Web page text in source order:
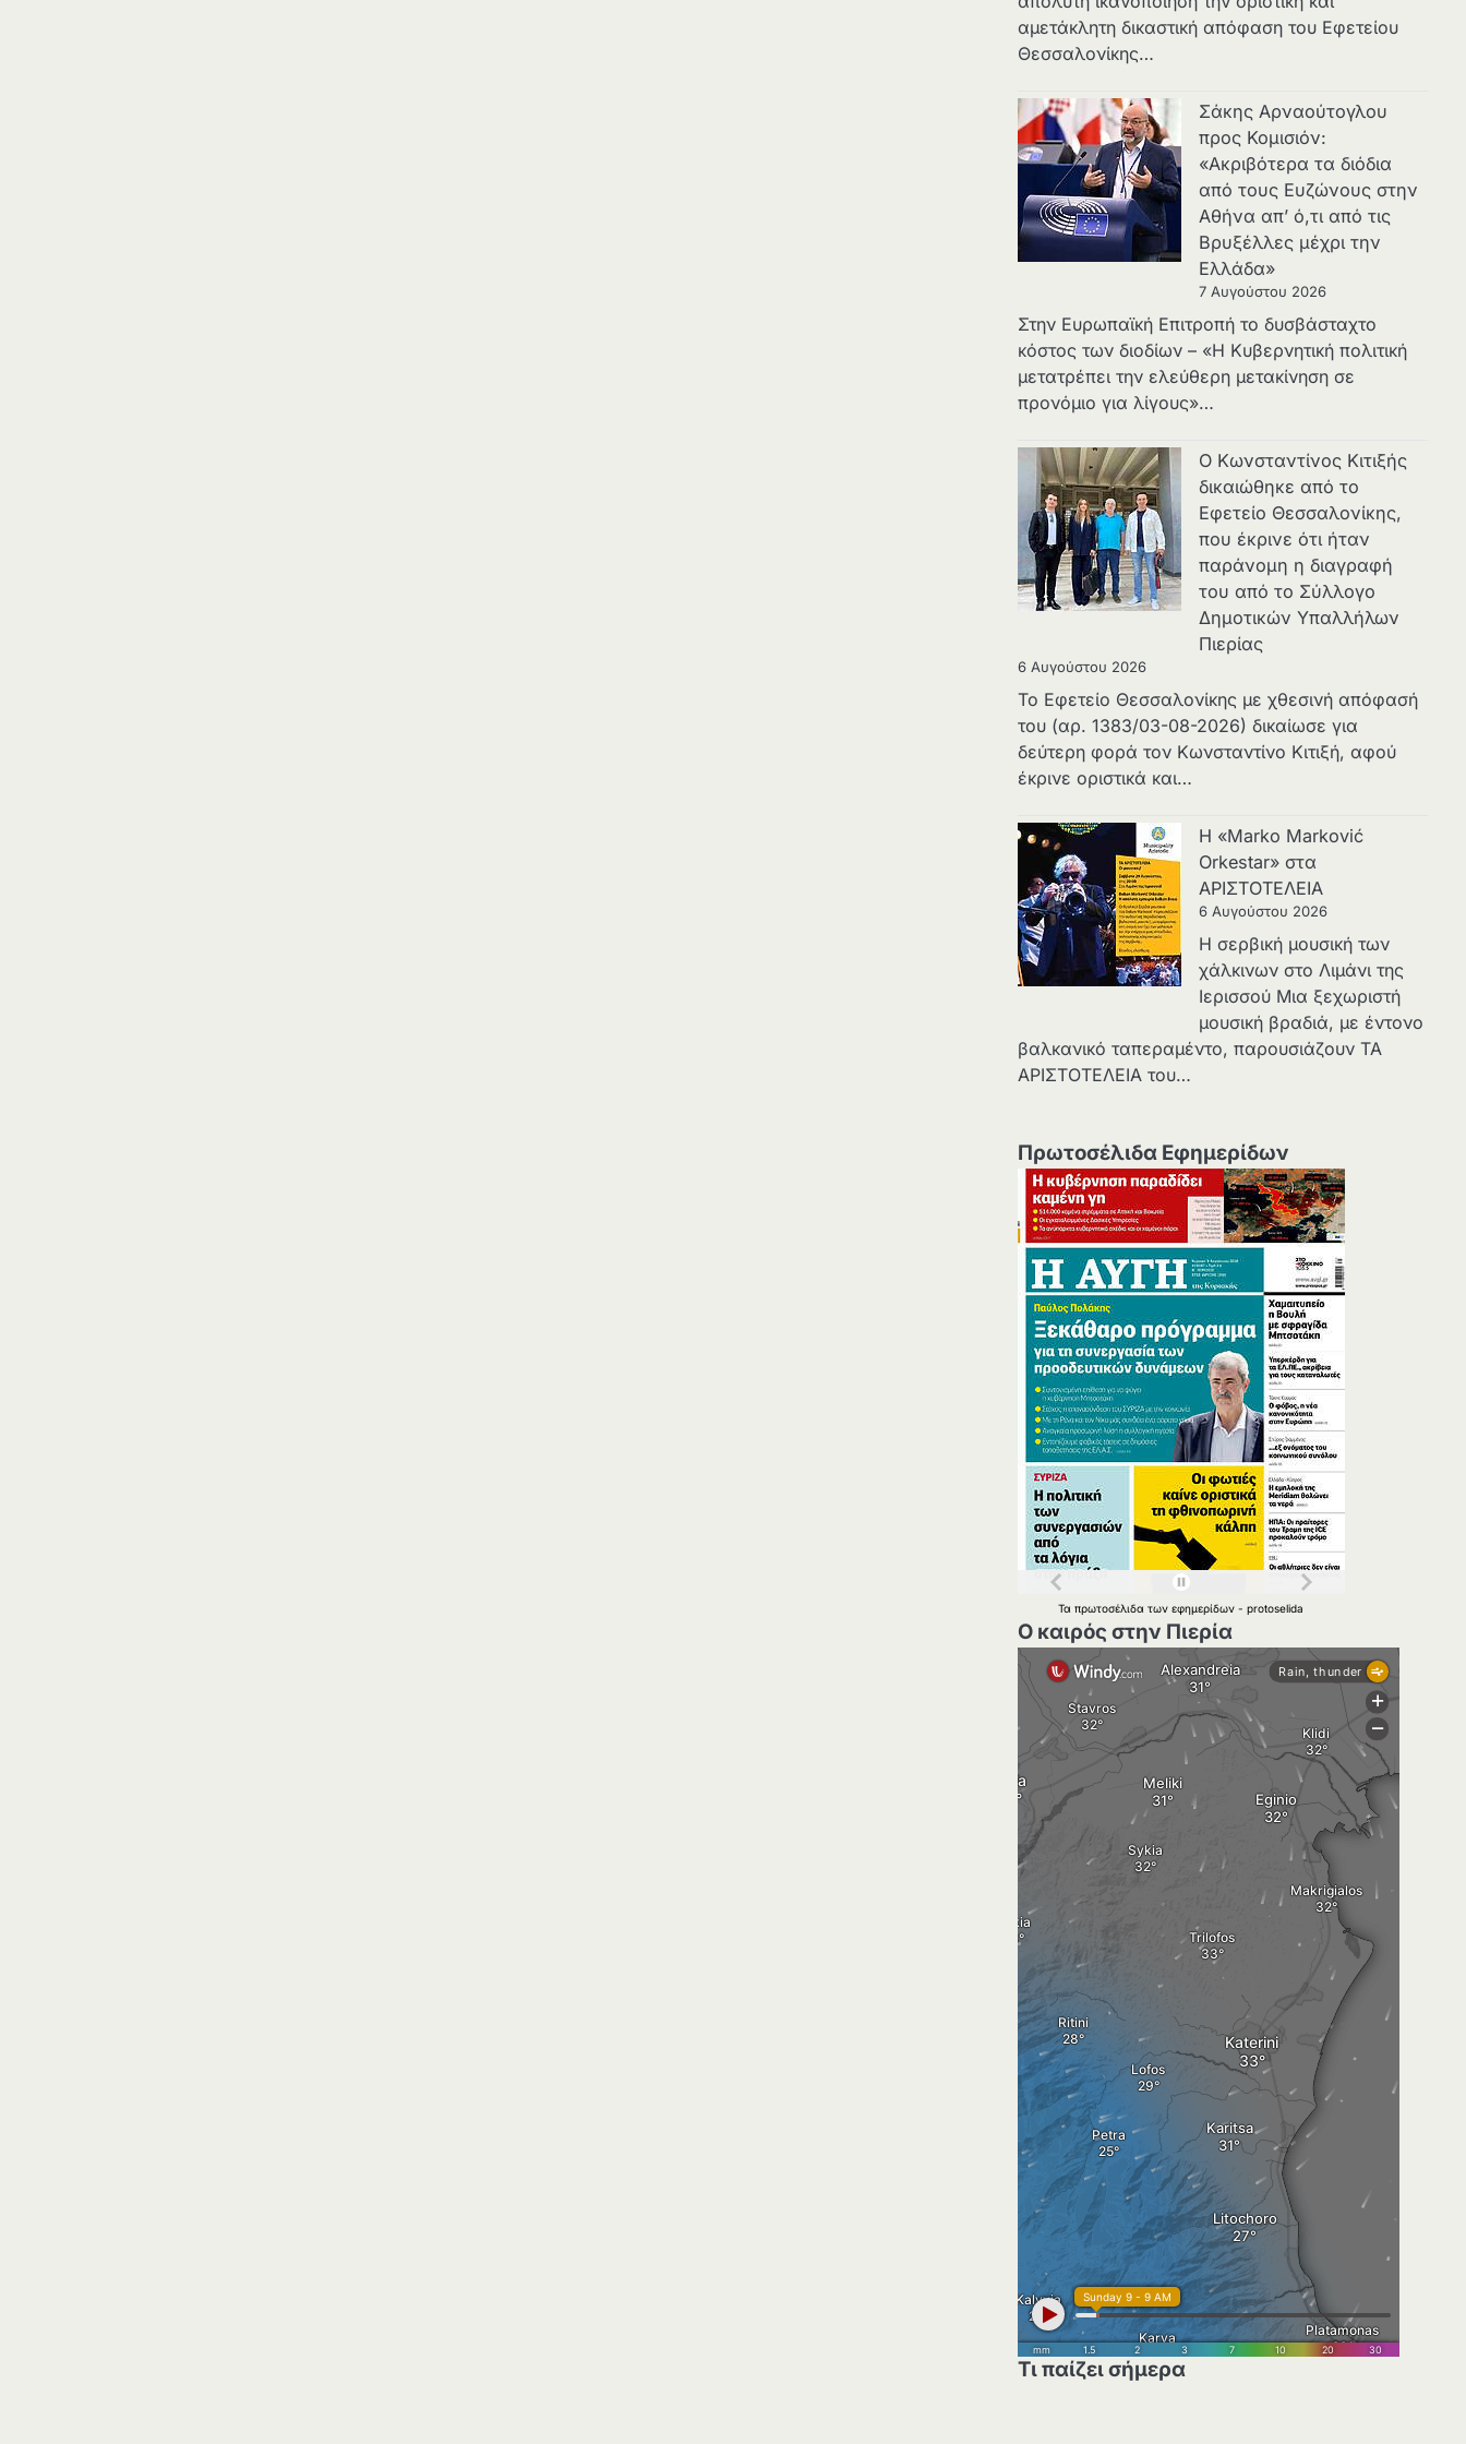
αμετάκλητη δικαστική απόφαση του Εφετείου
Θεσσαλονίκης…
Σάκης Αρναούτογλου
προς Κομισιόν:
«Ακριβότερα τα διόδια
από τους Ευζώνους στην
Αθήνα απ’ ό,τι από τις
Βρυξέλλες μέχρι την
Ελλάδα»
7 Αυγούστου 2026
Στην Ευρωπαϊκή Επιτροπή το δυσβάσταχτο
κόστος των διοδίων – «Η Κυβερνητική πολιτική
μετατρέπει την ελεύθερη μετακίνηση σε
προνόμιο για λίγους»…
Ο Κωνσταντίνος Κιτιξής
δικαιώθηκε από το
Εφετείο Θεσσαλονίκης,
που έκρινε ότι ήταν
παράνομη η διαγραφή
του από το Σύλλογο
Δημοτικών Υπαλλήλων
Πιερίας
6 Αυγούστου 2026
Το Εφετείο Θεσσαλονίκης με χθεσινή απόφασή
του (αρ. 1383/03-08-2026) δικαίωσε για
δεύτερη φορά τον Κωνσταντίνο Κιτιξή, αφού
έκρινε οριστικά και…
Η «Marko Marković
Orkestar» στα
ΑΡΙΣΤΟΤΕΛΕΙΑ
6 Αυγούστου 2026
Η σερβική μουσική των
χάλκινων στο Λιμάνι της
Ιερισσού Μια ξεχωριστή
μουσική βραδιά, με έντονο
βαλκανικό ταπεραμέντο, παρουσιάζουν ΤΑ
ΑΡΙΣΤΟΤΕΛΕΙΑ του…
Πρωτοσέλιδα Εφημερίδων
Ταπρωτοσέλιδατωνεφημερίδων-protoselida
Ο καιρός στην Πιερία
Τι παίζει σήμερα